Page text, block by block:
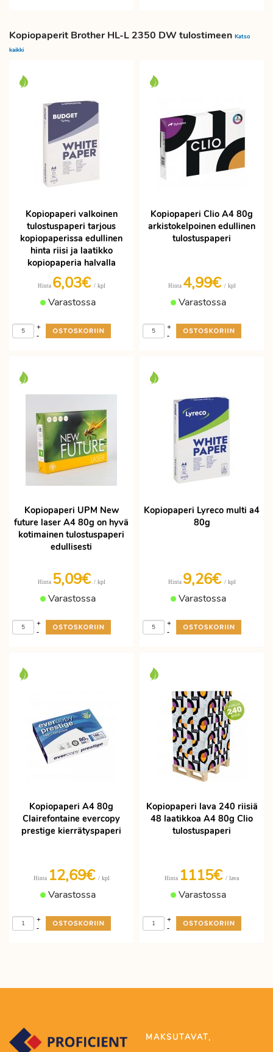
Kopiopaperit Brother HL-L 2350 DW tulostimeen Katso
kaikki
Kopiopaperi valkoinen
tulostuspaperi tarjous
kopiopaperissa edullinen
hinta riisi ja laatikko
kopiopaperia halvalla
Hinta 6,03€ / kpl
Varastossa
-
+
Kopiopaperi Clio A4 80g
arkistokelpoinen edullinen
tulostuspaperi
Hinta 4,99€ / kpl
Varastossa
-
+
Kopiopaperi UPM New
future laser A4 80g on hyvä
kotimainen tulostuspaperi
edullisesti
Hinta 5,09€ / kpl
Varastossa
-
+
Kopiopaperi Lyreco multi a4
80g
Hinta 9,26€ / kpl
Varastossa
-
+
Kopiopaperi A4 80g
Clairefontaine evercopy
prestige kierrätyspaperi
Hinta 12,69€ / kpl
Varastossa
-
+
Kopiopaperi lava 240 riisiä
48 laatikkoa A4 80g Clio
tulostuspaperi
Hinta 1115€ / lava
Varastossa
-
+
MAKSUTAVAT,